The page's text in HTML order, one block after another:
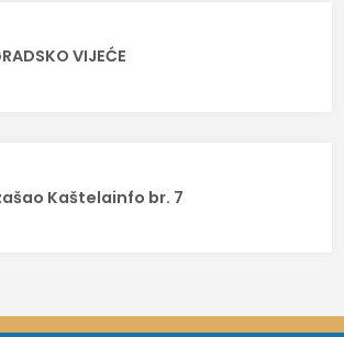
VIJEĆE
Kaštelainfo br. 7